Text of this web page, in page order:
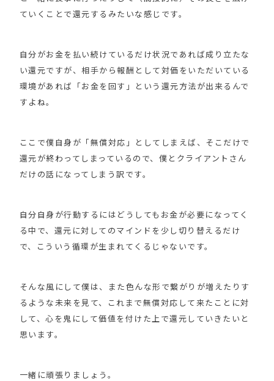
ていくことで還元するみたいな感じです。
自分がお金を払い続けているだけ状況であれば成り立たな
い還元ですが、相手から報酬として対価をいただいている
環境があれば「お金を回す」という還元方法が出来るんで
すよね。
ここで僕自身が「無償対応」としてしまえば、そこだけで
還元が終わってしまっているので、僕とクライアントさん
だけの話になってしまう訳です。
自分自身が行動するにはどうしてもお金が必要になってく
る中で、還元に対してのマインドを少し切り替えるだけ
で、こういう循環が生まれてくるじゃないです。
そんな風にして僕は、また色んな形で繋がりが増えたりす
るような未来を見て、これまで無償対応して来たことに対
して、心を鬼にして価値を付けた上で還元していきたいと
思います。
一緒に頑張りましょう。